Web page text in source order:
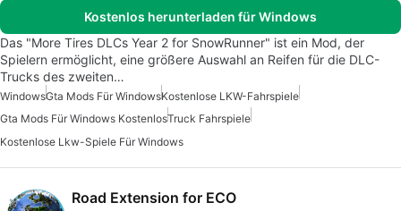
Kostenlos herunterladen für Windows
Das "More Tires DLCs Year 2 for SnowRunner" ist ein Mod, der
Spielern ermöglicht, eine größere Auswahl an Reifen für die DLC-
Trucks des zweiten…
WindowsGta Mods Für WindowsKostenlose LKW-Fahrspiele
Gta Mods Für Windows KostenlosTruck Fahrspiele
Kostenlose Lkw-Spiele Für Windows
Road Extension for ECO